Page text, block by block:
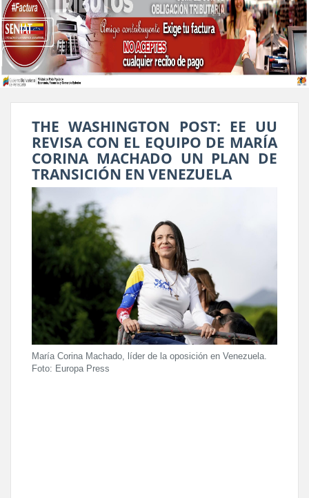
THE WASHINGTON POST: EE UU
REVISA CON EL EQUIPO DE MARÍA
CORINA MACHADO UN PLAN DE
TRANSICIÓN EN VENEZUELA
María Corina Machado, líder de la oposición en Venezuela.
Foto: Europa Press